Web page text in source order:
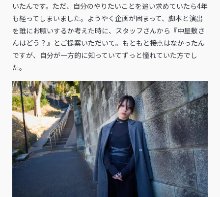
いたんです。ただ、自分のやりたいことを追い求めていたら4年
も経ってしまいました。ようやく企画が固まって、脚本と演出
を誰にお願いするか考えた時に、スタッフさんから『中屋敷さ
んはどう？』とご提案いただいて。もともと接点はなかったん
ですが、自分が一方的に知っていてずっと憧れていた方でし
た。